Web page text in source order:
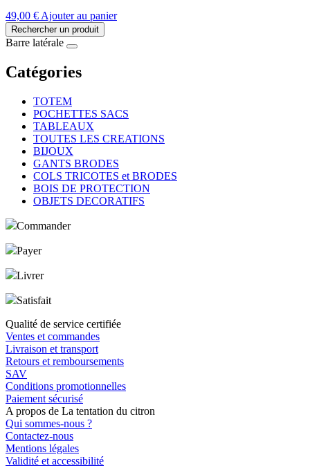
49,00 € Ajouter au panier
Rechercher un produit
Barre latérale
Catégories
TOTEM
POCHETTES SACS
TABLEAUX
TOUTES LES CREATIONS
BIJOUX
GANTS BRODES
COLS TRICOTES et BRODES
BOIS DE PROTECTION
OBJETS DECORATIFS
Commander
Payer
Livrer
Satisfait
Qualité de service certifiée
Ventes et commandes
Livraison et transport
Retours et remboursements
SAV
Conditions promotionnelles
Paiement sécurisé
A propos de La tentation du citron
Qui sommes-nous ?
Contactez-nous
Mentions légales
Validité et accessibilité